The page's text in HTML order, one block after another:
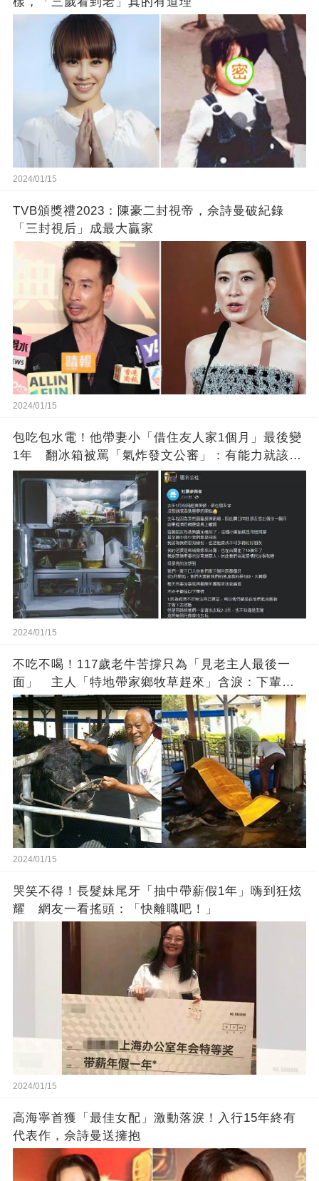
2024/01/15
TVB頒獎禮2023：陳豪二封視帝，佘詩曼破紀錄
「三封視后」成最大贏家
2024/01/15
包吃包水電！他帶妻小「借住友人家1個月」最後變
1年 翻冰箱被罵「氣炸發文公審」：有能力就該大
方
2024/01/15
不吃不喝！117歲老牛苦撐只為「見老主人最後一
面」 主人「特地帶家鄉牧草趕來」含淚：下輩子
找個好人家
2024/01/15
哭笑不得！長髮妹尾牙「抽中帶薪假1年」嗨到狂炫
耀 網友一看搖頭：「快離職吧！」
2024/01/15
高海寧首獲「最佳女配」激動落淚！入行15年終有
代表作，佘詩曼送擁抱